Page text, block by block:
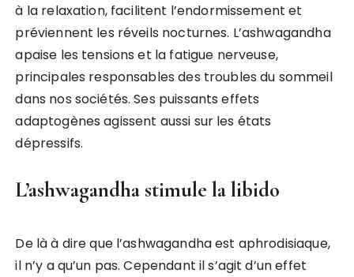
à la relaxation, facilitent l’endormissement et
préviennent les réveils nocturnes. L’ashwagandha
apaise les tensions et la fatigue nerveuse,
principales responsables des troubles du sommeil
dans nos sociétés. Ses puissants effets
adaptogènes agissent aussi sur les états
dépressifs.
L’ashwagandha stimule la libido
De là à dire que l’ashwagandha est aphrodisiaque,
il n’y a qu’un pas. Cependant il s’agit d’un effet